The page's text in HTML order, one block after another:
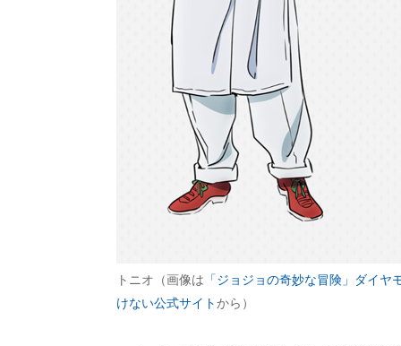
トニオ（画像は 「ジョジョの奇妙な冒険」ダイヤ
けない公式サイトから）